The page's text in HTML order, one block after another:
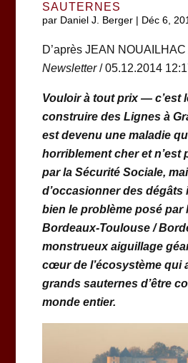
SAUTERNES
par Daniel J. Berger| Déc 6,
D’après JEAN NOUAILHAC
Newsletter/ 05.12.2014
Vouloir à tout prix — c’est
construire des Lignes à
est devenu une maladie
horriblement cher et n’est
par la Sécurité Sociale,
d’occasionner des dégâts
bien le problème posé par
Bordeaux-Toulouse /
monstrueux aiguillage
cœur de l’écosystème qui
grands sauternes d’être
monde entier.